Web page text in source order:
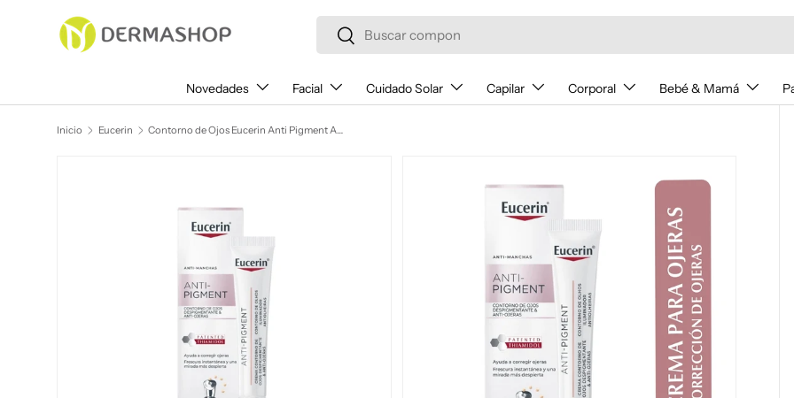
Ir al contenido Buscar
Buscar
Novedades Facial Cuidado Solar Capilar Corporal Bebé & Mamá
Inicio Eucerin Contorno de Ojos Eucerin Anti Pigment Antiojeras 15 ml